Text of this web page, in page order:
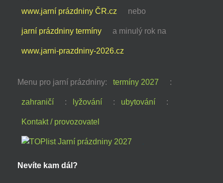
www.jarní prázdniny ČR.cz
nebo
jarní prázdniny termíny a minulý rok na
www.jarni-prazdniny-2026.cz
Menu pro jarní prázdniny: termíny 2027 :
zahraničí : lyžování : ubytování :
Kontakt / provozovatel
Nevíte kam dál?